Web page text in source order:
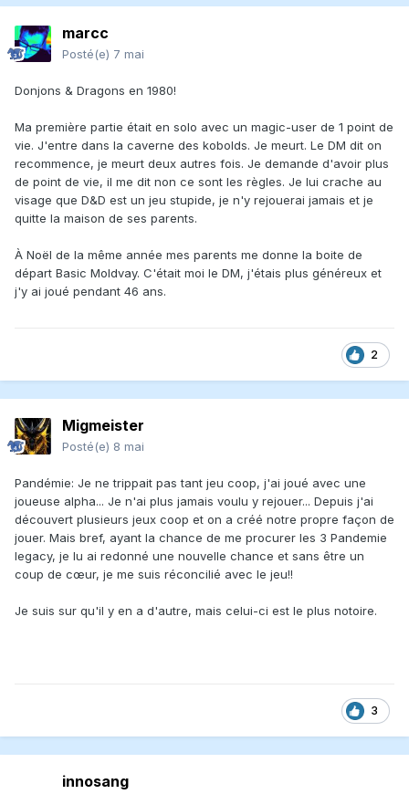
marcc
Posté(e) 7 mai
Donjons & Dragons en 1980!
Ma première partie était en solo avec un magic-user de 1 point de
vie. J'entre dans la caverne des kobolds. Je meurt. Le DM dit on
recommence, je meurt deux autres fois. Je demande d'avoir plus
de point de vie, il me dit non ce sont les règles. Je lui crache au
visage que D&D est un jeu stupide, je n'y rejouerai jamais et je
quitte la maison de ses parents.
À Noël de la même année mes parents me donne la boite de
départ Basic Moldvay. C'était moi le DM, j'étais plus généreux et
j'y ai joué pendant 46 ans.
2
Migmeister
Posté(e) 8 mai
Pandémie: Je ne trippait pas tant jeu coop, j'ai joué avec une
joueuse alpha... Je n'ai plus jamais voulu y rejouer... Depuis j'ai
découvert plusieurs jeux coop et on a créé notre propre façon de
jouer. Mais bref, ayant la chance de me procurer les 3 Pandemie
legacy, je lu ai redonné une nouvelle chance et sans être un
coup de cœur, je me suis réconcilié avec le jeu!!
Je suis sur qu'il y en a d'autre, mais celui-ci est le plus notoire.
3
innosang